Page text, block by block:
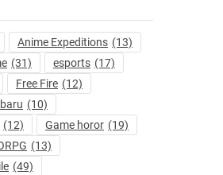
Anime Expeditions (13)
(31) esports (17)
Free Fire (12)
(10)
(12) Game horor (19)
(13)
(49)